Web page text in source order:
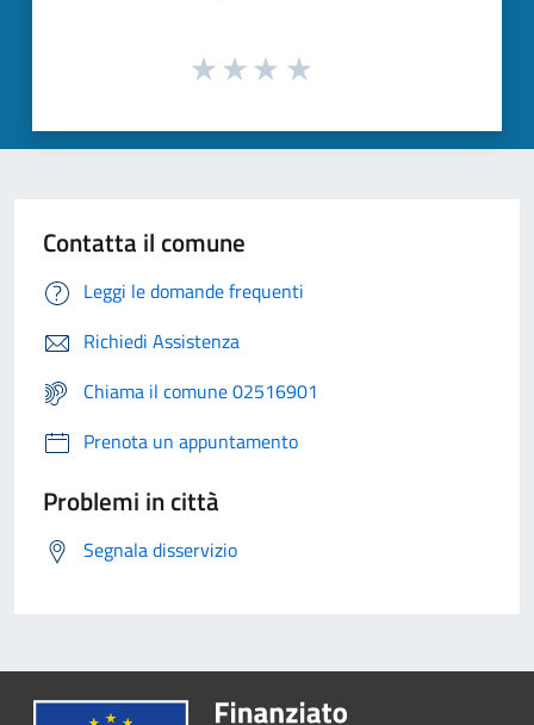
Contatta il comune
Leggi le domande frequenti
Richiedi Assistenza
Chiama il comune 02516901
Prenota un appuntamento
Problemi in città
Segnala disservizio